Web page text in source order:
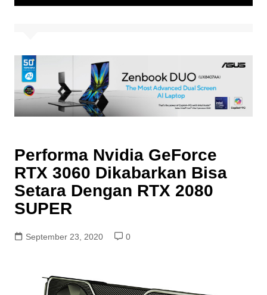
Performa Nvidia GeForce
RTX 3060 Dikabarkan Bisa
Setara Dengan RTX 2080
SUPER
September 23, 2020 0